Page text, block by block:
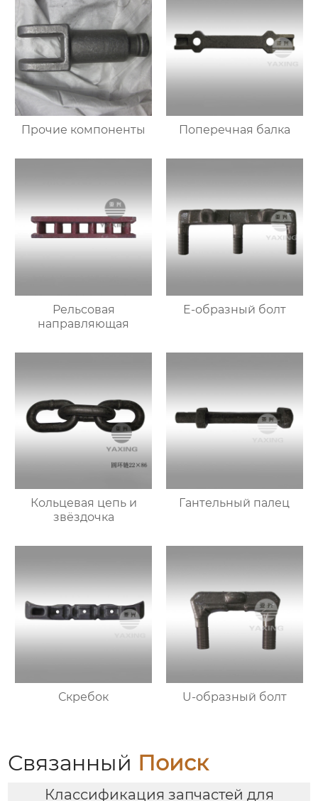
Прочие компоненты Поперечная балка
Рельсовая
направляющая
E-образный болт
Кольцевая цепь и
звёздочка
Гантельный палец
Скребок U-образный болт
Связанный Поиск
Классификация запчастей для